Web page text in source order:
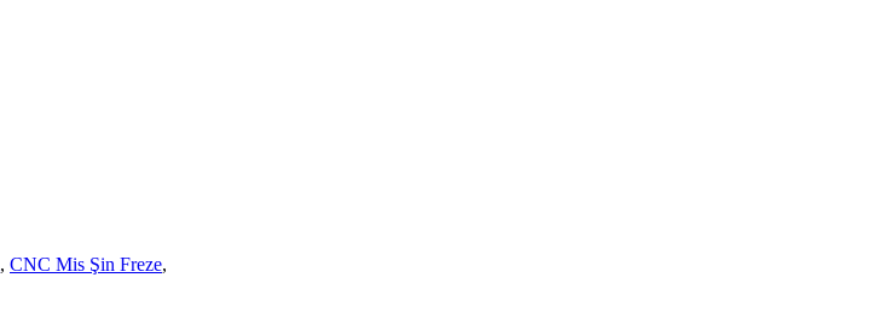
, CNC Mis Şin Freze,